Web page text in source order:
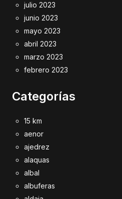
julio 2023
junio 2023
mayo 2023
abril 2023
marzo 2023
febrero 2023
Categorías
15 km
aenor
ajedrez
alaquas
albal
albuferas